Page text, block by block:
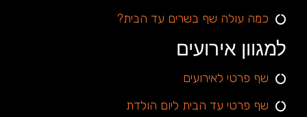
כמה עולה שף בשרים עד הבית?
למגוון אירועים
שף פרטי לאירועים
שף פרטי עד הבית ליום הולדת